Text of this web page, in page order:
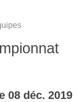
08 déc. 2019